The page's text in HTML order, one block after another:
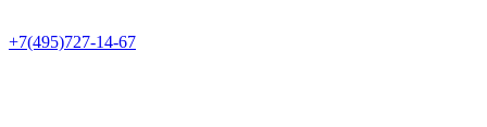
+7(495)727-14-67